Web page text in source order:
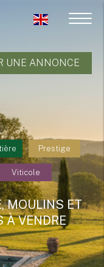
UNE ANNONCE
Prestige
Viticole
MOULINS ET
À VENDRE